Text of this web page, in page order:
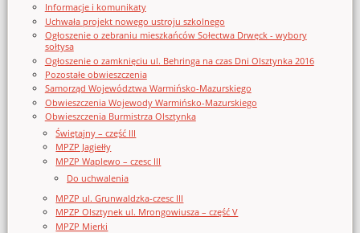
Informacje i komunikaty
Uchwała projekt nowego ustroju szkolnego
Ogłoszenie o zebraniu mieszkańców Sołectwa Drwęck - wybory
sołtysa
Ogłoszenie o zamknięciu ul. Behringa na czas Dni Olsztynka 2016
Pozostałe obwieszczenia
Samorząd Województwa Warmińsko-Mazurskiego
Obwieszczenia Wojewody Warmińsko-Mazurskiego
Obwieszczenia Burmistrza Olsztynka
Świętajny – część III
MPZP Jagiełły
MPZP Waplewo – czesc III
Do uchwalenia
MPZP ul. Grunwaldzka-czesc III
MPZP Olsztynek ul. Mrongowiusza – część V
MPZP Mierki